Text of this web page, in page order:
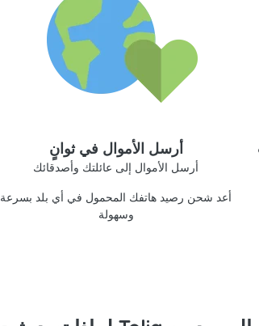
أرسل الأموال في ثوانٍ
أرسل الأموال إلى عائلتك وأصدقائك
أعد شحن رصيد هاتفك المحمول في أي بلد بسرعة
وسهولة